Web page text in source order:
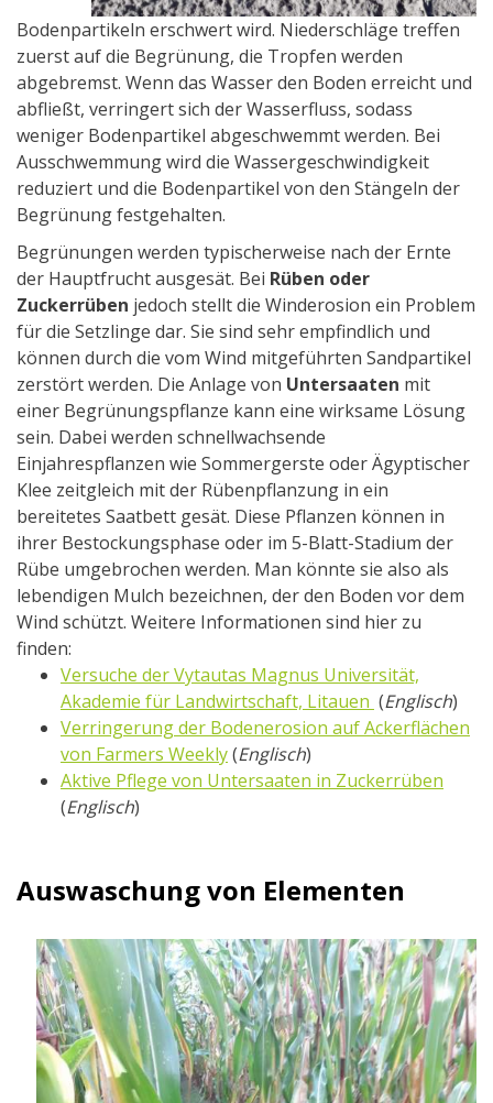
Bodenpartikeln erschwert wird. Niederschläge treffen
zuerst auf die Begrünung, die Tropfen werden
abgebremst. Wenn das Wasser den Boden erreicht und
abfließt, verringert sich der Wasserfluss, sodass
weniger Bodenpartikel abgeschwemmt werden. Bei
Ausschwemmung wird die Wassergeschwindigkeit
reduziert und die Bodenpartikel von den Stängeln der
Begrünung festgehalten.
Begrünungen werden typischerweise nach der Ernte
der Hauptfrucht ausgesät. Bei Rüben oder
Zuckerrüben jedoch stellt die Winderosion ein Problem
für die Setzlinge dar. Sie sind sehr empfindlich und
können durch die vom Wind mitgeführten Sandpartikel
zerstört werden. Die Anlage von Untersaaten mit
einer Begrünungspflanze kann eine wirksame Lösung
sein. Dabei werden schnellwachsende
Einjahrespflanzen wie Sommergerste oder Ägyptischer
Klee zeitgleich mit der Rübenpflanzung in ein
bereitetes Saatbett gesät. Diese Pflanzen können in
ihrer Bestockungsphase oder im 5-Blatt-Stadium der
Rübe umgebrochen werden. Man könnte sie also als
lebendigen Mulch bezeichnen, der den Boden vor dem
Wind schützt. Weitere Informationen sind hier zu
finden:
Versuche der Vytautas Magnus Universität,
Akademie für Landwirtschaft, Litauen (Englisch)
Verringerung der Bodenerosion auf Ackerflächen
von Farmers Weekly(Englisch)
Aktive Pflege von Untersaaten in Zuckerrüben
(Englisch)
Auswaschung von Elementen